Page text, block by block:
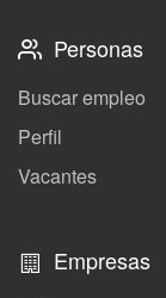
Personas
Buscar empleo
Perfil
Vacantes
Empresas